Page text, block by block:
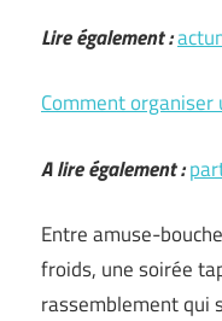
Lire également :
Comment organiser
A lire également :
Entre amuse-
froids, une soirée
rassemblement qui